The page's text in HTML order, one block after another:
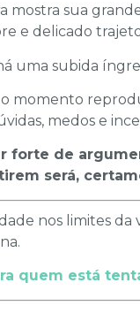
mostra sua
e delicado
uma subida
momento
medos e
forte de
será,
nos limites da
quem está